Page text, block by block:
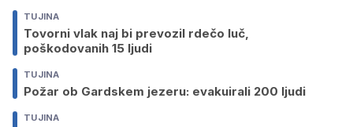
TUJINA
Tovorni vlak naj bi prevozil rdečo luč,
poškodovanih 15 ljudi
TUJINA
Požar ob Gardskem jezeru: evakuirali 200 ljudi
TUJINA